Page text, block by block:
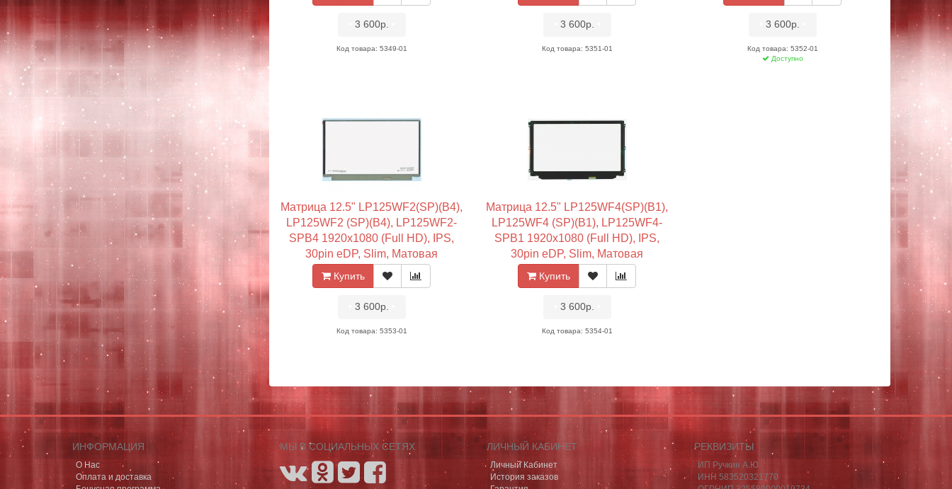
3 600р.
Код товара: 5349-01
3 600р.
Код товара: 5351-01
3 600р.
Код товара: 5352-01
Доступно
Матрица 12.5" LP125WF2(SP)(B4),
LP125WF2 (SP)(B4), LP125WF2-
SPB4 1920x1080 (Full HD), IPS,
30pin eDP, Slim, Матовая
Купить
3 600р.
Код товара: 5353-01
Матрица 12.5" LP125WF4(SP)(B1),
LP125WF4 (SP)(B1), LP125WF4-
SPB1 1920x1080 (Full HD), IPS,
30pin eDP, Slim, Матовая
Купить
3 600р.
Код товара: 5354-01
ИНФОРМАЦИЯ
О Нас
Оплата и доставка
МЫ В СОЦИАЛЬНЫХ СЕТЯХ ЛИЧНЫЙ КАБИНЕТ
Личный Кабинет
История заказов
РЕКВИЗИТЫ
ИП Ручкин А.Ю.
ИНН 583520321770